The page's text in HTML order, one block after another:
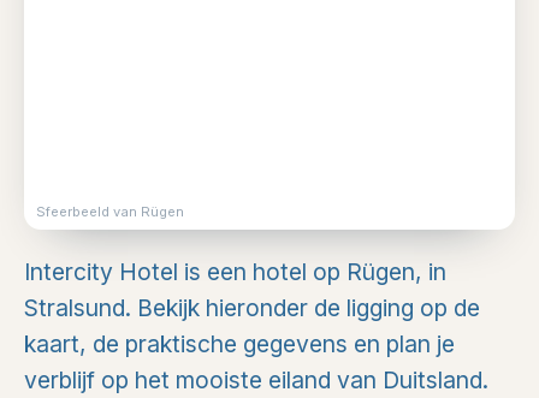
Sfeerbeeld van Rügen
Intercity Hotel is een hotel op Rügen, in
Stralsund. Bekijk hieronder de ligging op de
kaart, de praktische gegevens en plan je
verblijf op het mooiste eiland van Duitsland.